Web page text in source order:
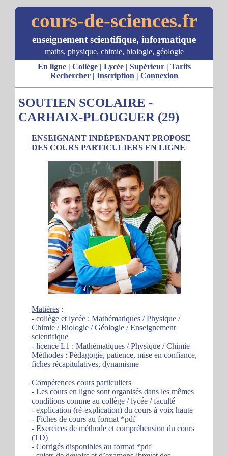
cours-de-sciences.fr
enseignement scientifique, informatique
maths, physique, chimie, biologie, géologie
En ligne| Collège| Lycée| Supérieur| Tarifs
Rechercher| Inscription | Connexion
SOUTIEN SCOLAIRE -
CARHAIX-PLOUGUER (29)
ENSEIGNANT INDÉPENDANT PROPOSE
DES COURS PARTICULIERS EN LIGNE
Matières :
- collège et lycée : Mathématiques / Physique /
Chimie / Biologie / Géologie / Enseignement
scientifique
- licence L1 : Mathématiques / Physique / Chimie
Méthodes : Pédagogie, patience, mise en confiance,
fiches récapitulatives, dynamisme
Compétences cours particuliers
- Les cours en ligne sont organisés dans les mêmes
conditions comme au collège / lycée / faculté
- explication (ré-explication) du cours à voix haute
- Fiches de cours au format *pdf
- Exercices de méthode et compréhension du cours
(TD)
- Corrigés disponibles au format *pdf